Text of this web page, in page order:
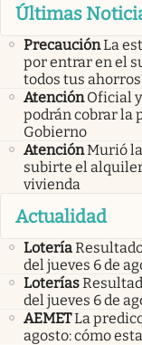
Últimas
PrecauciónLa
por entrar en el
todos tus
Atención Oficial
podrán cobrar la
Gobierno
AtenciónMurió
subirte el
vivienda
Actualidad
Lotería
del jueves 6 de
Loterías
del jueves 6 de
AEMETLa
agosto: cómo